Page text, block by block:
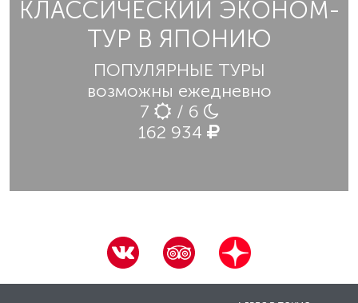
КЛАССИЧЕСКИЙ ЭКОНОМ-
ТУР В ЯПОНИЮ
ПОПУЛЯРНЫЕ ТУРЫ
возможны ежедневно
7
/ 6
162 934